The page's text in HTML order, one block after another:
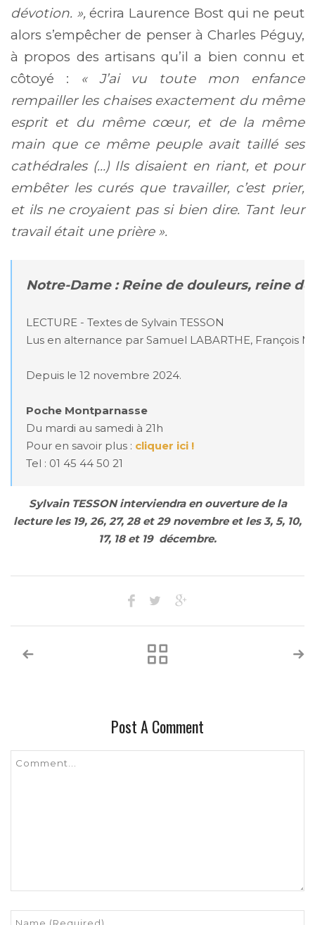
dévotion. », écrira Laurence Bost qui ne peut
alors s’empêcher de penser à Charles Péguy,
à propos des artisans qu’il a bien connu et
côtoyé : « J’ai vu toute mon enfance
rempailler les chaises exactement du même
esprit et du même cœur, et de la même
main que ce même peuple avait taillé ses
cathédrales (…) Ils disaient en riant, et pour
embêter les curés que travailler, c’est prier,
et ils ne croyaient pas si bien dire. Tant leur
travail était une prière ».
Notre-Dame : Reine de douleurs, reine
LECTURE - Textes de Sylvain TESSON
Lus en alternance par Samuel LABARTHE, François
Depuis le 12 novembre 2024.
Poche Montparnasse
Du mardi au samedi à 21h
Pour en savoir plus : cliquer ici !
Tel : 01 45 44 50 21
Sylvain TESSON interviendra en ouverture de la
lecture les 19, 26, 27, 28 et 29 novembre et les 3, 5, 10,
17, 18 et 19 décembre.
Post A Comment